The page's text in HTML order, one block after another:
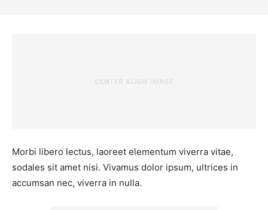
Morbi libero lectus, laoreet elementum viverra vitae,
sodales sit amet nisi. Vivamus dolor ipsum, ultrices in
accumsan nec, viverra in nulla.